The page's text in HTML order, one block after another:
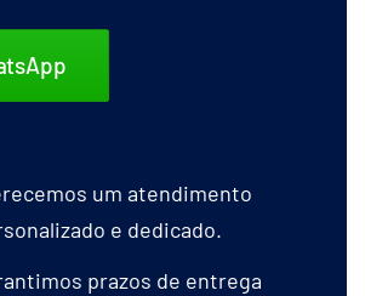
um atendimento
e dedicado.
prazos de entrega